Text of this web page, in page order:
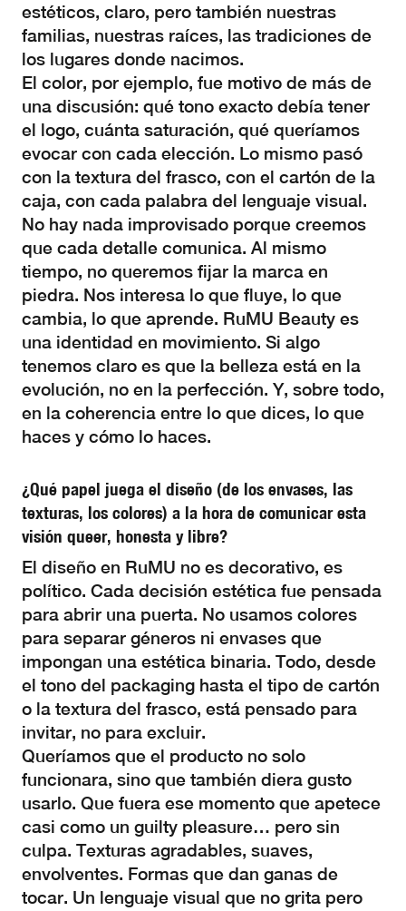
estéticos, claro, pero también nuestras
familias, nuestras raíces, las tradiciones de
los lugares donde nacimos.
El color, por ejemplo, fue motivo de más de
una discusión: qué tono exacto debía tener
el logo, cuánta saturación, qué queríamos
evocar con cada elección. Lo mismo pasó
con la textura del frasco, con el cartón de la
caja, con cada palabra del lenguaje visual.
No hay nada improvisado porque creemos
que cada detalle comunica. Al mismo
tiempo, no queremos fijar la marca en
piedra. Nos interesa lo que fluye, lo que
cambia, lo que aprende. RuMU Beauty es
una identidad en movimiento. Si algo
tenemos claro es que la belleza está en la
evolución, no en la perfección. Y, sobre todo,
en la coherencia entre lo que dices, lo que
haces y cómo lo haces.
¿Qué papel juega el diseño (de los envases, las
texturas, los colores) a la hora de comunicar esta
visión queer, honesta y libre?
El diseño en RuMU no es decorativo, es
político. Cada decisión estética fue pensada
para abrir una puerta. No usamos colores
para separar géneros ni envases que
impongan una estética binaria. Todo, desde
el tono del packaging hasta el tipo de cartón
o la textura del frasco, está pensado para
invitar, no para excluir.
Queríamos que el producto no solo
funcionara, sino que también diera gusto
usarlo. Que fuera ese momento que apetece
casi como un guilty pleasure… pero sin
culpa. Texturas agradables, suaves,
envolventes. Formas que dan ganas de
tocar. Un lenguaje visual que no grita pero